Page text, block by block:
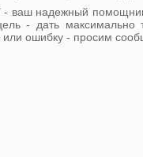
ваш надежный
- дать
ошибку - просим